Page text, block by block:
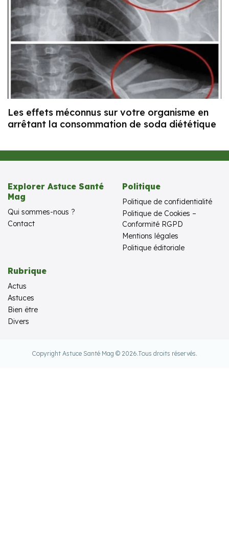
Les effets méconnus sur votre organisme en
arrêtant la consommation de soda diététique
Explorer Astuce Santé
Mag
Qui sommes-nous ?
Contact
Politique
Politique de confidentialité
Politique de Cookies –
Conformité RGPD
Mentions légales
Politique éditoriale
Rubrique
Actus
Astuces
Bien être
Divers
Copyright Astuce Santé Mag © 2026.Tous droits réservés.